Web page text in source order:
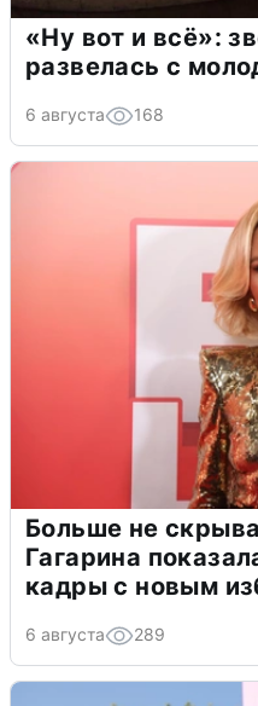
«Ну вот и всё»:
развелась с
6 августа 168
Больше не
Гагарина
кадры с новым
6 августа 289